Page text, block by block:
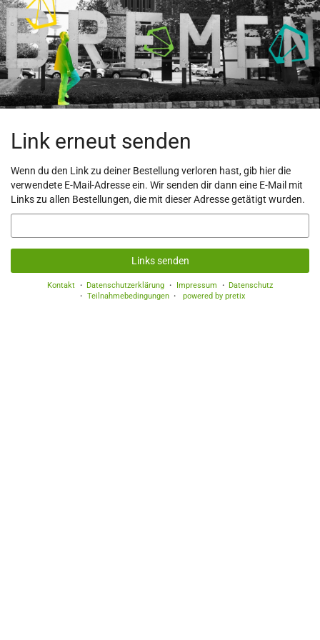
Haupt-
Inhalt
springen
Link erneut senden
Wenn du den Link zu deiner Bestellung verloren hast, gib hier die
verwendete E-Mail-Adresse ein. Wir senden dir dann eine E-Mail mit
Links zu allen Bestellungen, die mit dieser Adresse getätigt wurden.
Mail
Links senden
Kontakt Datenschutzerklärung Impressum
Datenschutz
Teilnahmebedingungen
powered by pretix